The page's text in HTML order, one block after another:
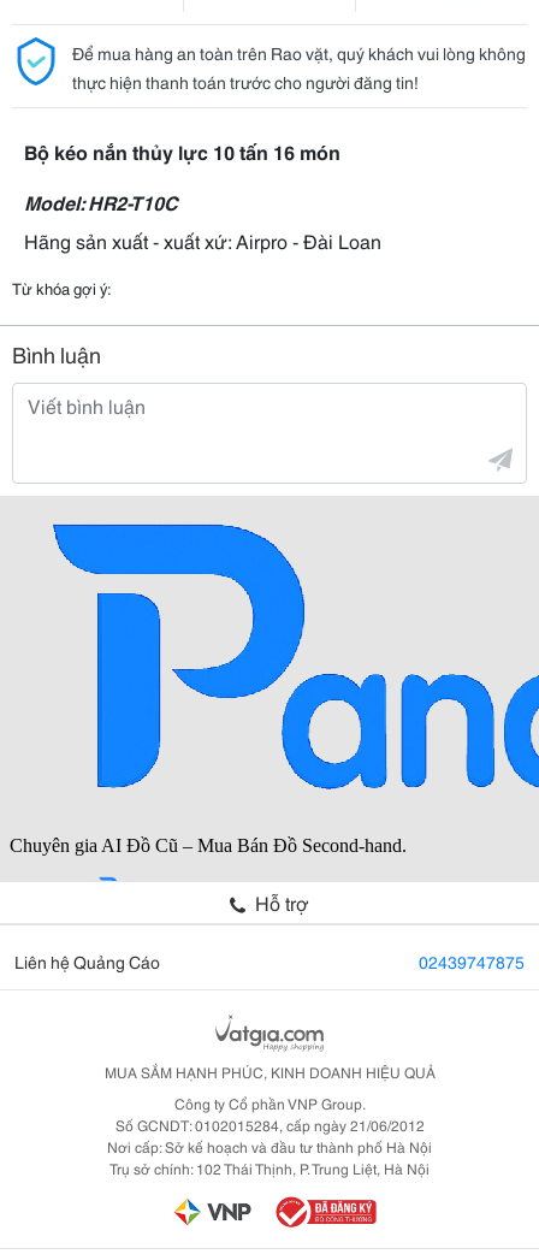
Để mua hàng an toàn trên Rao vặt, quý khách vui lòng không
thực hiện thanh toán trước cho người đăng tin!
Bộ kéo nắn thủy lực 10 tấn 16 món
Model: HR2-T10C
Hãng sản xuất - xuất xứ: Airpro - Đài Loan
Từ khóa gợi ý:
Bình luận
Hỗ trợ
Liên hệ Quảng Cáo 02439747875
MUA SẮM HẠNH PHÚC, KINH DOANH HIỆU QUẢ
Công ty Cổ phần VNP Group.
Số GCNDT: 0102015284, cấp ngày 21/06/2012
Nơi cấp: Sở kế hoạch và đầu tư thành phố Hà Nội
Trụ sở chính: 102 Thái Thịnh, P. Trung Liệt, Hà Nội